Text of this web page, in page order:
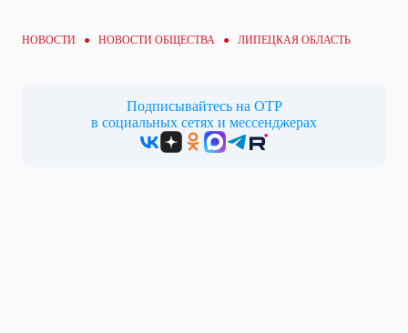
НОВОСТИ ● НОВОСТИ ОБЩЕСТВА ● ЛИПЕЦКАЯ ОБЛАСТЬ
Подписывайтесь на ОТР
в социальных сетях и мессенджерах